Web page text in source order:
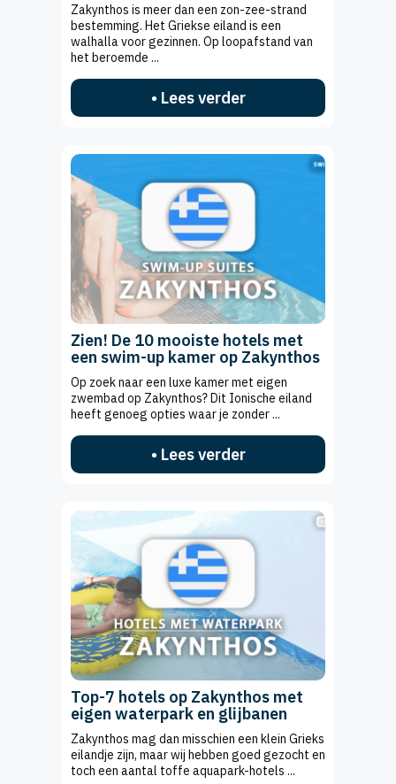
Zakynthos is meer dan een zon-zee-strand
bestemming. Het Griekse eiland is een
walhalla voor gezinnen. Op loopafstand van
het beroemde ...
• Lees verder
Zien! De 10 mooiste hotels met
een swim-up kamer op Zakynthos
Op zoek naar een luxe kamer met eigen
zwembad op Zakynthos? Dit Ionische eiland
heeft genoeg opties waar je zonder ...
• Lees verder
Top-7 hotels op Zakynthos met
eigen waterpark en glijbanen
Zakynthos mag dan misschien een klein Grieks
eilandje zijn, maar wij hebben goed gezocht en
toch een aantal toffe aquapark-hotels ...